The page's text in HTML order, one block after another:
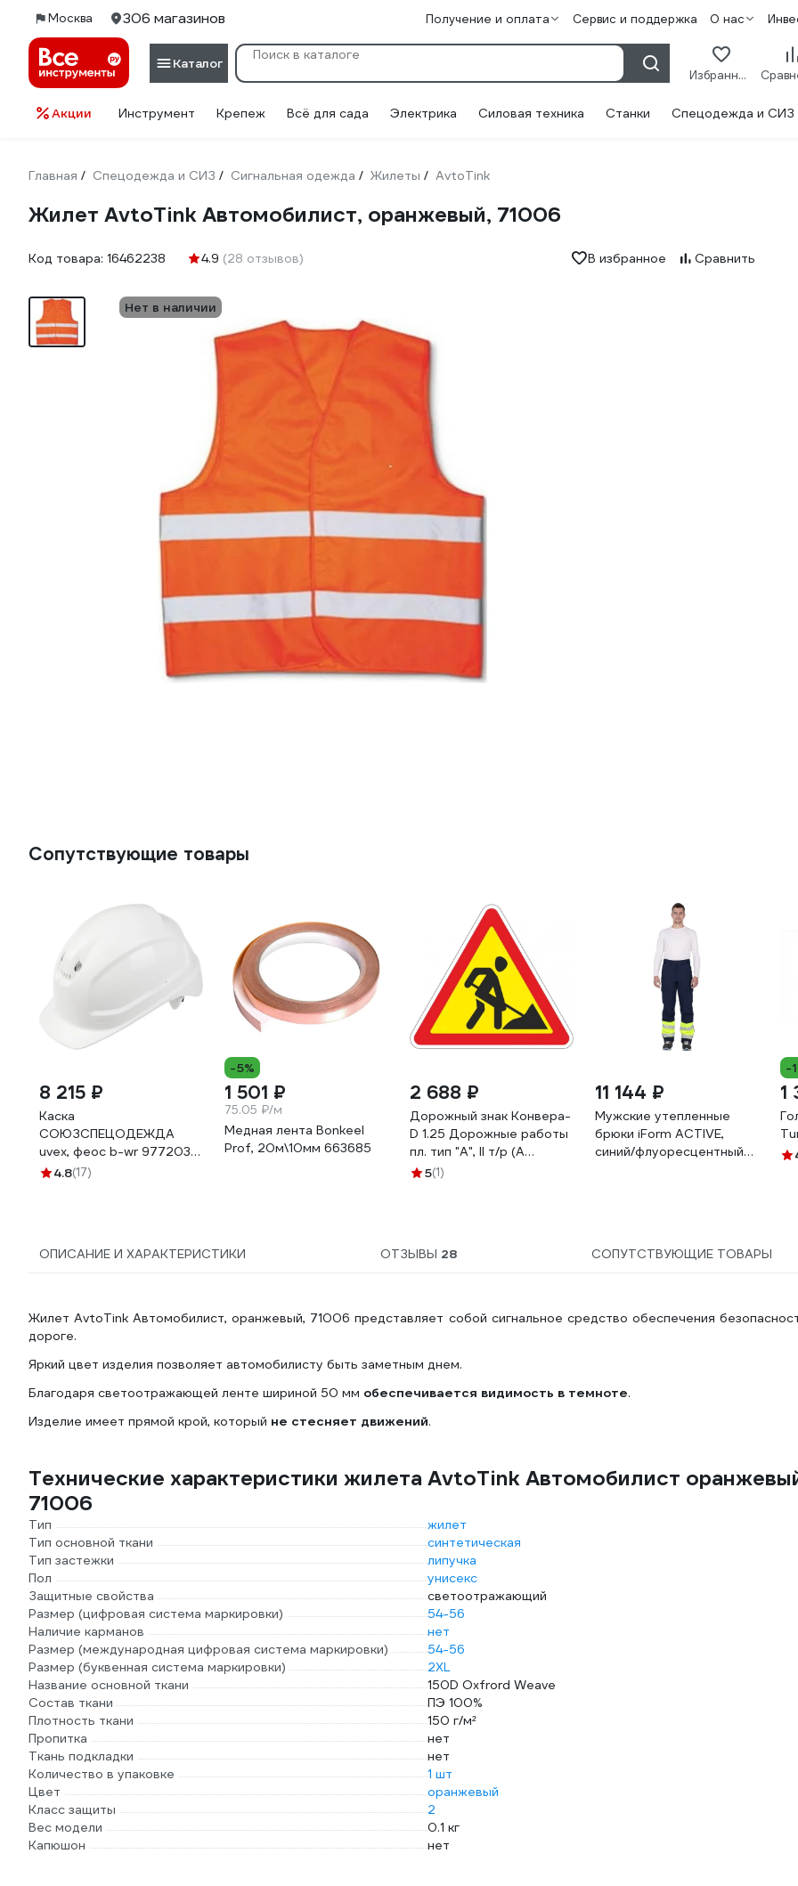
Москва 306 магазинов Получение и оплата Сервис и поддержка О нас
Каталог
Избранное
Акции Инструмент Крепеж Всё для сада Электрика Силовая техника Станки Спецодежда и СИЗ
Главная / Спецодежда и СИЗ / Сигнальная одежда / Жилеты / AvtoTink
Жилет AvtoTink Автомобилист, оранжевый, 71006
Код товара: 16462238 4.9 (28 отзывов) В избранное Сравнить
Нет в наличии
Сопутствующие товары
8 215 ₽
Каска
СОЮЗСПЕЦОДЕЖДА
uvex, феос b-wr 9772030,
белая 2000000139654
4.8(17)
-5%
1 501 ₽
75.05 ₽/м
Медная лента Bonkeel
Prof, 20м\10мм 663685
2 688 ₽
Дорожный знак Конвера-
D 1.25 Дорожные работы
пл. тип "А", II т/р (А
900мм) 00-00003485
5(1)
11 144 ₽
Мужские утепленные
брюки iForm ACTIVЕ,
синий/флуоресцентный
-
1
ОПИСАНИЕ И ХАРАКТЕРИСТИКИ ОТЗЫВЫ 28 СОПУТСТВУЮЩИЕ ТОВАРЫ
Жилет AvtoTink Автомобилист, оранжевый, 71006 представляет собой сигнальное средство обеспечения
дороге.
Яркий цвет изделия позволяет автомобилисту быть заметным днем.
Благодаря светоотражающей ленте шириной 50 мм обеспечивается видимость в темноте.
Изделие имеет прямой крой, который не стесняет движений.
Технические характеристики жилета AvtoTink Автомобилист
71006
Тип
жилет
Тип основной ткани
синтетическая
Тип застежки
липучка
Пол
унисекс
Защитные свойства
светоотражающий
Размер (цифровая система маркировки)
54-56
Наличие карманов
нет
Размер (международная цифровая система маркировки)
54-56
Размер (буквенная система маркировки)
2XL
Название основной ткани
150D Oxfrord Weave
Состав ткани
ПЭ 100%
Плотность ткани
150 г/м²
Пропитка
нет
Ткань подкладки
нет
Количество в упаковке
1 шт
Цвет
оранжевый
Класс защиты
2
Вес модели
0.1 кг
Капюшон
нет